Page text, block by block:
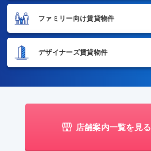
ファミリー向け賃貸物件
デザイナーズ賃貸物件
店舗案内一覧を見る